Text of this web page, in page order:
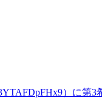
）に第